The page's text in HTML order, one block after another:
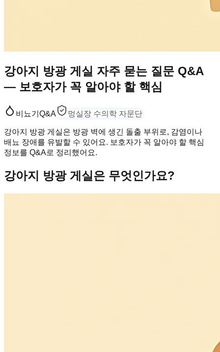
강아지 방광 게실 자주 묻는 질문 Q&A
— 보호자가 꼭 알아야 할 핵심
비뇨기 Q&A 멍실장 수의학 자문단
강아지 방광 게실은 방광 벽에 생긴 돌출 부위로, 감염이나
배뇨 장애를 유발할 수 있어요. 보호자가 꼭 알아야 할 핵심
정보를 Q&A로 정리했어요.
강아지 방광 게실은 무엇인가요?